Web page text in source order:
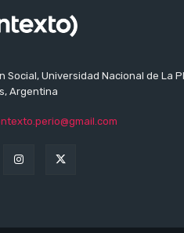
Universidad Nacional de La
Argentina